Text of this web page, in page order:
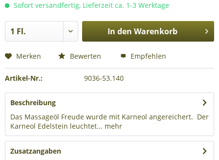
Sofort versandfertig, Lieferzeit ca. 1-3 Werktage
In den Warenkorb
Merken Bewerten Empfehlen
Artikel-Nr.: 9036-53.140
Beschreibung
Das Massageöl Freude wurde mit Karneol angereichert. Der
Karneol Edelstein leuchtet... mehr
Zusatzangaben